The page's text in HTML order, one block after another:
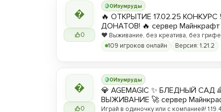

0
0Изумруды
🔥 ОТКРЫТИЕ 17.02.25 КОНКУРС
ДОНАТОВ! 🔥 сервер Майнкрафт
❤️ Выживание, без креатива, без
вы любите! ❤️
109 игроков онлайн Версия: 1.21.2

0
0Изумруды
💎 AGEMAGIC ✨ БЛЕДНЫЙ САД
ВЫЖИВАНИЕ 🚀 сервер
Играй в одиночку или с компанией! 1.19.4